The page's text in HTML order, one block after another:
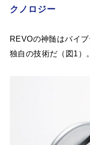
クノロジー
REVOの神髄はバイ
独自の技術だ（図1）。